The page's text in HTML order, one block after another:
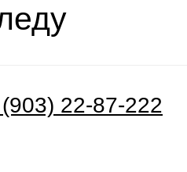
22-87-222